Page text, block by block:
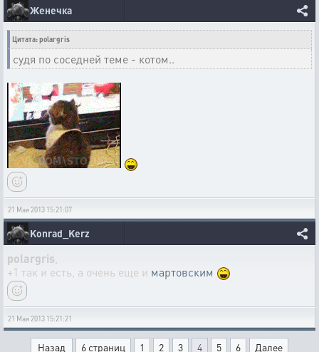
Женечка
Цитата: polargris
судя по соседней теме - котом..
21 Мая 2013 15:21:07
Konrad_Kerz
polargris,
+1 так и есть, а очень еще и мартовским
21 Мая 2013 15:21:21
Назад 6 страниц 1 2 3 4 5 6 Далее